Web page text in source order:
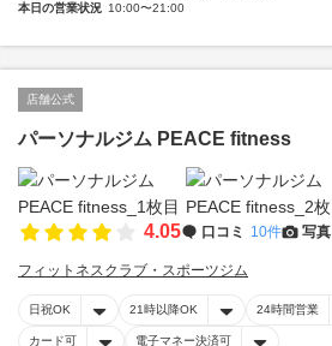
本日の営業状況 10:00〜21:00
店舗公式
パーソナルジム PEACE fitness
4.05 口コミ 10件 写真
フィットネスクラブ・スポーツジム
日祝OK 21時以降OK 24時間営業
カード可 電子マネー決済可